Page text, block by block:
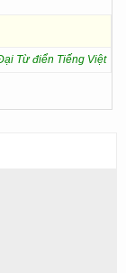
Từ điển Tiếng Việt